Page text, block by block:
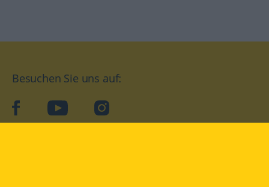
Besuchen Sie uns auf:
facebookYouTube Instagram